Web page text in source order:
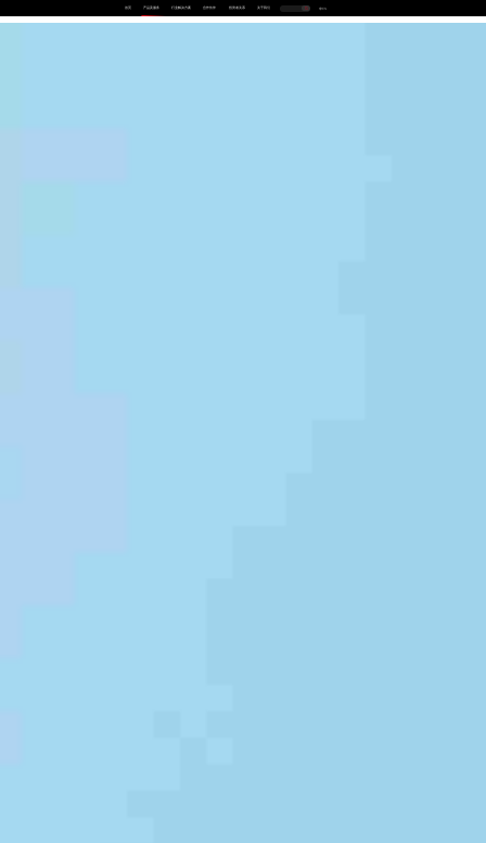
首页 产品及服务 行业解决方案 合作伙伴 投资者关系 关于我们 中EN